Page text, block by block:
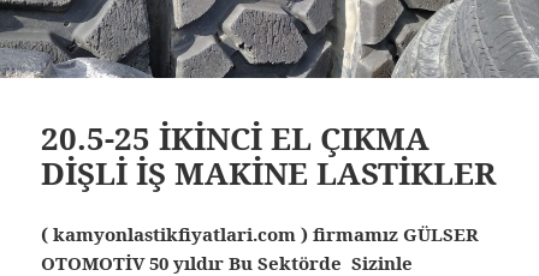
20.5-25 İKİNCİ EL ÇIKMA
DİŞLİ İŞ MAKİNE LASTİKLER
( kamyonlastikfiyatlari.com ) firmamız GÜLSER
OTOMOTİV 50 yıldır Bu Sektörde Sizinle